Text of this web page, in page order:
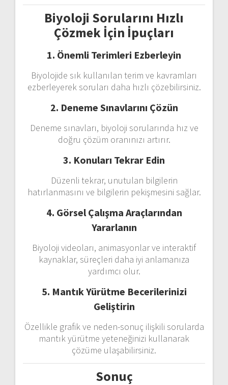
Biyoloji Sorularını Hızlı
Çözmek İçin İpuçları
1. Önemli Terimleri Ezberleyin
Biyolojide sık kullanılan terim ve kavramları
ezberleyerek soruları daha hızlı çözebilirsiniz.
2. Deneme Sınavlarını Çözün
Deneme sınavları, biyoloji sorularında hız ve
doğru çözüm oranınızı artırır.
3. Konuları Tekrar Edin
Düzenli tekrar, unutulan bilgilerin
hatırlanmasını ve bilgilerin pekişmesini sağlar.
4. Görsel Çalışma Araçlarından
Yararlanın
Biyoloji videoları, animasyonlar ve interaktif
kaynaklar, süreçleri daha iyi anlamanıza
yardımcı olur.
5. Mantık Yürütme Becerilerinizi
Geliştirin
Özellikle grafik ve neden-sonuç ilişkili sorularda
mantık yürütme yeteneğinizi kullanarak
çözüme ulaşabilirsiniz.
Sonuç